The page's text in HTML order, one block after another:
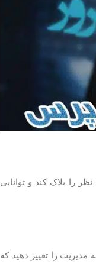
را بلاک کند و توانایی
مدیریت را تغییر دهید که